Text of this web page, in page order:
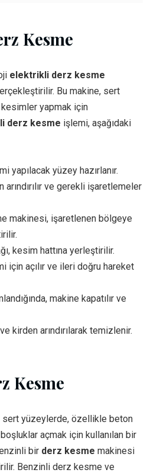
Kesme
elektrikli derz kesme
Bu makine, sert
yapmak için
derz kesme işlemi, aşağıdaki
yapılacak yüzey hazırlanır.
ve gerekli işaretlemeler
makinesi, işaretlenen bölgeye
kesim hattına yerleştirilir.
için açılır ve ileri doğru hareket
makine kapatılır ve
kirden arındırılarak temizlenir.
Kesme
sert yüzeylerde, özellikle beton
açmak için kullanılan bir
bir derz kesme makinesi
Benzinli derz kesme ve